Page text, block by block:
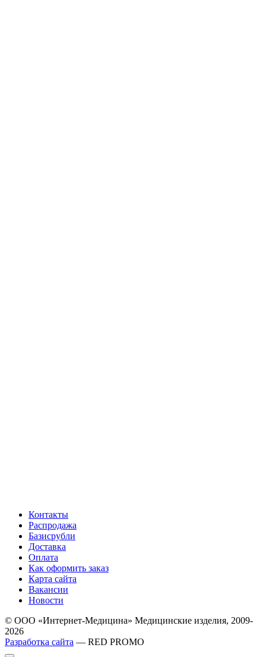
Контакты
Распродажа
Базисрубли
Доставка
Оплата
Как оформить заказ
Карта сайта
Вакансии
Новости
© ООО «Интернет-Медицина» Медицинские изделия, 2009-
2026
Разработка сайта — RED PROMO